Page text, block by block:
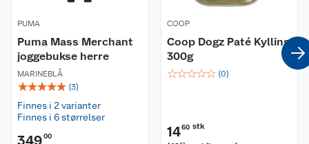
Vaskeanvisning:
Vi anbefaler å vaske produktet før bruk. Vaskes
på 40 grader på normalprogram. Buksen bør
vaskes på vrangen og med innsiden ut. Vaskes
med lignende farger og uten skyllemidler. Kan
strykes, men stryk gjerne buksen med innsiden
ut. Krymper maksimalt 5%.
PUMA
Puma Mass Merchant
joggebukse herre
MARINEBLÅ
☆☆☆☆☆ (3)
Finnes i 2 varianter
Finnes i 6 størrelser
34900
COOP
Coop Dogz Paté Kylling
300g
☆☆☆☆☆ (0)
1460 stk